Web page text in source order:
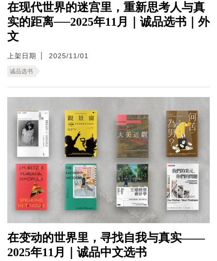
在现代世界的迷宫里，重新思考人与真
实的距离──2025年11月｜诚品选书｜外
文
上架日期 2025/11/01
诚品选书
在变动的世界里，寻找自我与真实——
2025年11月｜诚品中文选书